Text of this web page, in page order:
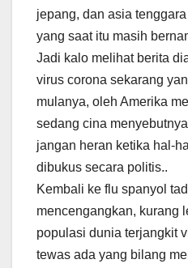
jepang, dan asia
yang saat itu masih
Jadi kalo melihat berita
virus corona sekarang
mulanya, oleh Amerika
sedang cina
jangan heran ketika hal-
dibukus secara politis..
Kembali ke flu spanyol
mencengangkan, kurang
populasi dunia terjangkit
tewas ada yang bilang